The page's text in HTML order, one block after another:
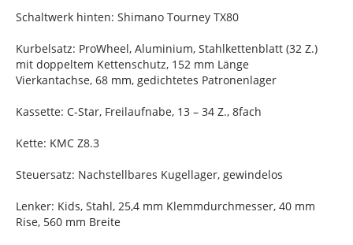
Schaltwerk hinten: Shimano Tourney TX80
Kurbelsatz: ProWheel, Aluminium, Stahlkettenblatt (32 Z.)
mit doppeltem Kettenschutz, 152 mm Länge
Vierkantachse, 68 mm, gedichtetes Patronenlager
Kassette: C-Star, Freilaufnabe, 13 – 34 Z., 8fach
Kette: KMC Z8.3
Steuersatz: Nachstellbares Kugellager, gewindelos
Lenker: Kids, Stahl, 25,4 mm Klemmdurchmesser, 40 mm
Rise, 560 mm Breite